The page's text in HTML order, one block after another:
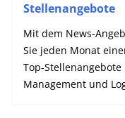
Stellenangebote
Mit dem News-
Sie jeden Monat
Top-
Management und